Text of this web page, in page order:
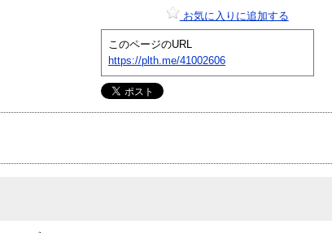
お気に入りに追加する
このページのURL
https://plth.me/41002606